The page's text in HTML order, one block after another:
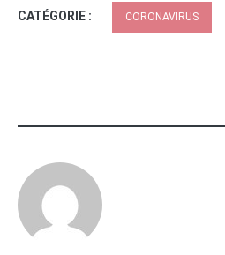
CATÉGORIE : CORONAVIRUS